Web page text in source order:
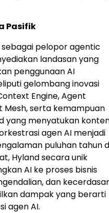
Pasifik
pelopor agentic
landasan yang
penggunaan AI
gelombang inovasi
Engine, Agent
Mesh, serta kemampuan
yang menyatukan
agen AI menjadi
puluhan tahun
Hyland secara unik
AI ke proses bisnis
dan
dampak yang berarti
agen AI.